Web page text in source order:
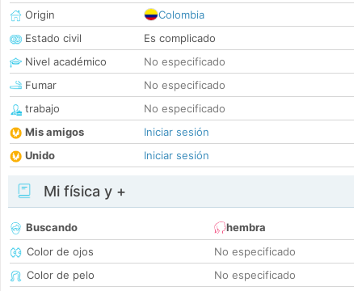
Origin
Colombia
Estado civil
Es complicado
Nivel académico
No especificado
Fumar
No especificado
trabajo
No especificado
Mis amigos
Iniciar sesión
Unido
Iniciar sesión
Mi física y +
Buscando
hembra
Color de ojos
No especificado
Color de pelo
No especificado